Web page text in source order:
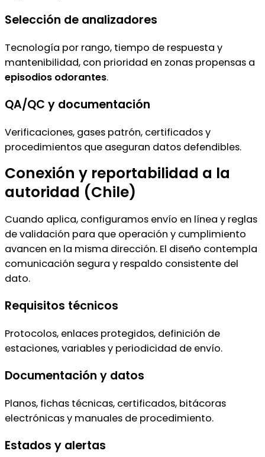
Selección de analizadores
Tecnología por rango, tiempo de respuesta y
mantenibilidad, con prioridad en zonas propensas a
episodios odorantes.
QA/QC y documentación
Verificaciones, gases patrón, certificados y
procedimientos que aseguran datos defendibles.
Conexión y reportabilidad a la
autoridad (Chile)
Cuando aplica, configuramos envío en línea y reglas
de validación para que operación y cumplimiento
avancen en la misma dirección. El diseño contempla
comunicación segura y respaldo consistente del
dato.
Requisitos técnicos
Protocolos, enlaces protegidos, definición de
estaciones, variables y periodicidad de envío.
Documentación y datos
Planos, fichas técnicas, certificados, bitácoras
electrónicas y manuales de procedimiento.
Estados y alertas